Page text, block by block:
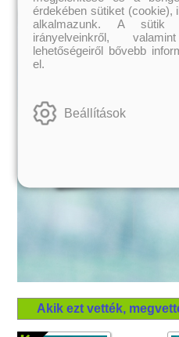
Akik ezt vették,
érdekében sütiket (cookie),
alkalmazunk. A sütik
irányelveinkről,
lehetőségeiről bővebb
el.
Beállítások